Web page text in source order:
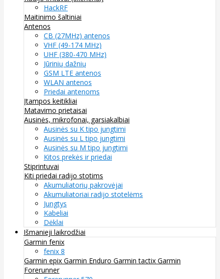
HackRF
Maitinimo šaltiniai
Antenos
CB (27MHz) antenos
VHF (49-174 MHz)
UHF (380-470 MHz)
Jūrinių dažnių
GSM LTE antenos
WLAN antenos
Priedai antenoms
Įtampos keitikliai
Matavimo prietaisai
Ausinės, mikrofonai, garsiakalbiai
Ausinės su K tipo jungtimi
Ausinės su L tipo jungtimi
Ausinės su M tipo jungtimi
Kitos prekės ir priedai
Stiprintuvai
Kiti priedai radijo stotims
Akumuliatorių pakrovėjai
Akumuliatoriai radijo stotelėms
Jungtys
Kabeliai
Dėklai
Išmanieji laikrodžiai
Garmin fenix
fenix 8
Garmin epix Garmin Enduro Garmin tactix Garmin
Forerunner